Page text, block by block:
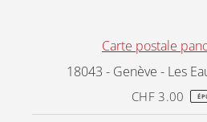
Carte postale
18043 - Genève - Les
Prix
CHF 3.00